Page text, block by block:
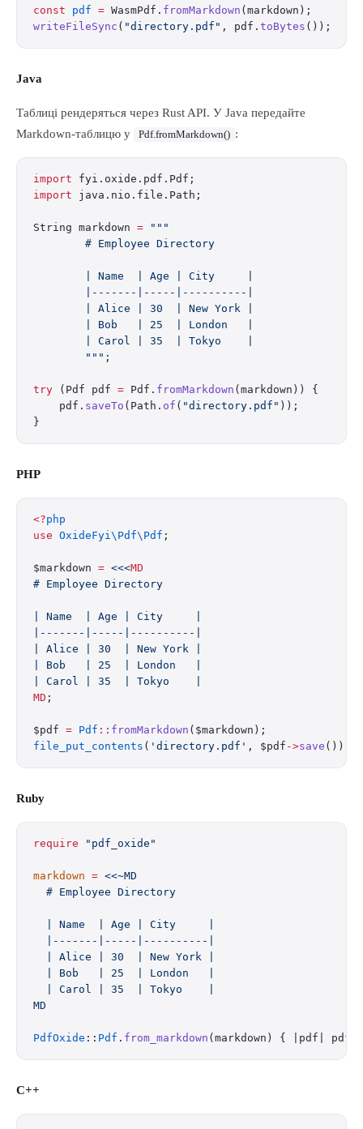
const pdf = WasmPdf. fromMarkdown (markdown);
writeFileSync ( "directory.pdf" , pdf. toBytes ());
Java
Таблиці рендеряться через Rust API. У Java передайте
Markdown-таблицю у
Pdf.fromMarkdown() :
import fyi.oxide.pdf.Pdf;
import java.nio.file.Path;
String markdown = """
        # Employee Directory
        | Name  | Age | City     |
        |-------|-----|----------|
        | Alice | 30  | New York |
        | Bob   | 25  | London   |
        | Carol | 35  | Tokyo    |
        """
;
try (Pdf pdf = Pdf. fromMarkdown (markdown)) {
    pdf.
saveTo (Path. of ( "directory.pdf" ));
}
PHP
<?php
use OxideFyi\Pdf\Pdf ;
$markdown = <<<MD
# Employee Directory
| Name  | Age | City     |
|-------|-----|----------|
| Alice | 30  | New York |
| Bob   | 25  | London   |
| Carol | 35  | Tokyo    |
MD ;
$pdf = Pdf :: fromMarkdown ($markdown);
file_put_contents ( 'directory.pdf' , $pdf ->save ());
Ruby
require "pdf_oxide"
markdown = <<~MD
  # Employee Directory
  | Name  | Age | City     |
  |-------|-----|----------|
  | Alice | 30  | New York |
  | Bob   | 25  | London   |
  | Carol | 35  | Tokyo    |
MD
PdfOxide :: Pdf . from_markdown (markdown) { |pdf| pdf.
C++